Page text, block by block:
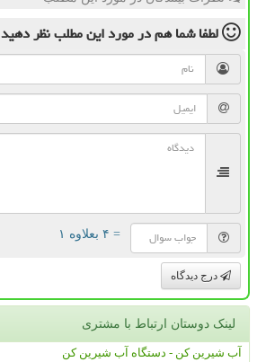
لطفا شما همدر مورد این مطلبنظر دهید
= ۴ بعلاوه ۱
درج دیدگاه
لینک دوستان ارتباط با مشتری
آب شیرین کن - دستگاه آب شیرین کن